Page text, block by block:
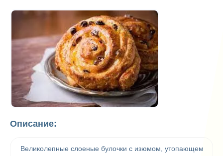
Описание:
Великолепные слоеные булочки с изюмом, утопающем